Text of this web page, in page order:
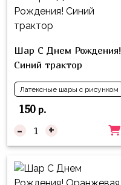
Шар С Днем Рождения!
Синий трактор
Латексные шары с рисунком
150р.
- +
из
шаров
Цифры
декором
Большие
Ходячие
фигуры
Пони
Губка
Боб
Буба
Лунтик
Чебурашка
Фиксики